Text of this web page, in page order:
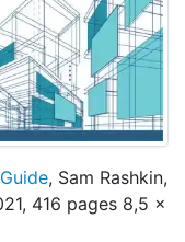
, Sam Rashkin,
416 pages 8,5 x